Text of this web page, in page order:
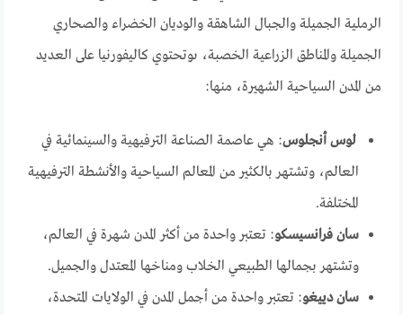
الرملية الجميلة والجبال الشاهقة والوديان الخضراء والصحاري
الجميلة والمناطق الزراعية الخصبة، ىوتحتوي كاليفورنيا على العديد
من المدن السياحية الشهيرة، منها:
لوس أنجلوس: هي عاصمة الصناعة الترفيهية والسينمائية في
العالم، وتشتهر بالكثير من المعالم السياحية والأنشطة الترفيهية
المختلفة.
سان فرانسيسكو: تعتبر واحدة من أكثر المدن شهرة في العالم،
وتشتهر بجمالها الطبيعي الخلاب ومناخها المعتدل والجميل.
سان دييغو: تعتبر واحدة من أجمل المدن في الولايات المتحدة،